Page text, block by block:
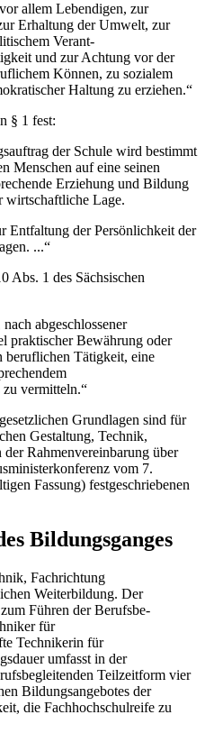
allem Lebendigen, zur
Erhaltung der Umwelt, zur
Verant­
und zur Achtung vor der
Können, zu sozialem
Haltung zu erziehen.“
§ 1 fest:
der Schule wird bestimmt
Menschen auf eine seinen
Erziehung und Bildung
wirtschaftliche Lage.
Entfaltung der Persönlichkeit der
...“
Abs. 1 des Sächsischen
abgeschlossener
praktischer Bewährung oder
beruflichen Tätigkeit, eine
vermitteln.“
Grundlagen sind für
Gestaltung, Technik,
Rahmenvereinbarung über
vom 7.
Fassung) festgeschriebenen
Bildungsganges
Fachrichtung
Weiterbildung. Der
Führen der Berufsbe­
für
Technikerin für
umfasst in der
Teilzeitform vier
Bildungs­angebotes der
die Fachhochschulreife zu